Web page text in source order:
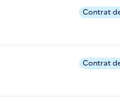
Contrat
Contrat